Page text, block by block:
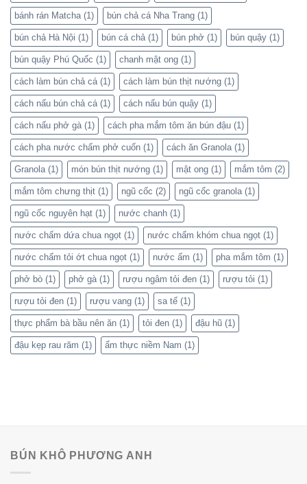
bánh rán Matcha(1) bún chả cá Nha Trang (1)
bún chả Hà Nội (1) bún cá chả(1) bún phở (1) bún quậy (1)
bún quậy Phú Quốc (1) chanh mật ong (1)
cách làm bún chả cá(1) cách làm bún thịt nướng (1)
cách nấu bún chả cá(1) cách nấu bún quậy (1)
cách nấu phở gà(1) cách pha mắm tôm ăn bún đậu (1)
cách pha nước chấm phở cuốn (1) cách ăn Granola(1)
Granola(1) món bún thịt nướng (1) mật ong (1) mắm tôm (2)
mắm tôm chưng thịt (1) ngũ cốc (2) ngũ cốc granola(1)
ngũ cốc nguyên hạt (1) nước chanh (1)
nước chấm dứa chua ngọt (1) nước chấm khóm chua ngọt (1)
nước chấm tỏi ớt chua ngọt (1) nước ấm (1) pha mắm tôm (1)
phở bò (1) phở gà(1) rượu ngâm tỏi đen (1) rượu tỏi (1)
rượu tỏi đen (1) rượu vang (1) sa tế (1)
thực phẩm bà bầu nên ăn (1) tỏi đen (1) đậu hũ (1)
đậu kẹp rau răm (1) ẩm thực niềm Nam (1)
BÚN KHÔ PHƯƠNG ANH